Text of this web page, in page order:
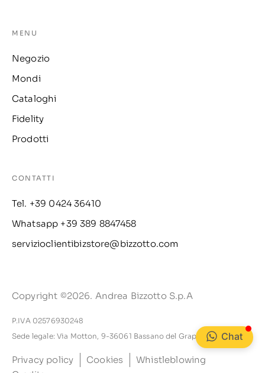
Chat
MENU
Negozio
Mondi
Cataloghi
Fidelity
Prodotti
CONTATTI
Tel. +39 0424 36410
Whatsapp +39 389 8847458
servizioclientibizstore@bizzotto.com
Copyright ©2026. Andrea Bizzotto S.p.A
P.IVA 02576930248
Sede legale: Via Motton, 9-36061 Bassano del Grappa VI
Privacy policy Cookies
Whistleblowing